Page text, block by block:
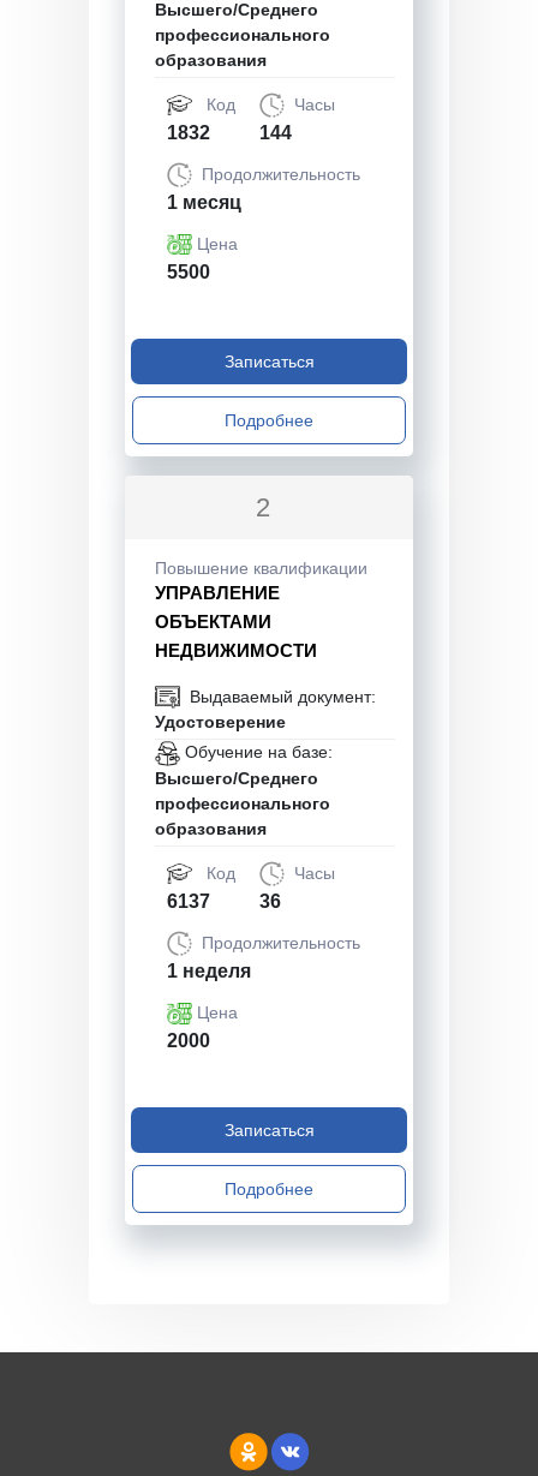
Высшего/Среднего
профессионального
образования
Код
1832
Часы
144
Продолжительность
1 месяц
Цена
5500
Записаться
Подробнее
2
Повышение квалификации
УПРАВЛЕНИЕ
ОБЪЕКТАМИ
НЕДВИЖИМОСТИ
Выдаваемый документ:
Удостоверение
Обучение на базе:
Высшего/Среднего
профессионального
образования
Код
6137
Часы
36
Продолжительность
1 неделя
Цена
2000
Записаться
Подробнее